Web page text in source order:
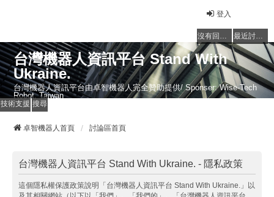
登入
沒有回覆的主題 最近討論的主題
台灣機器人資訊平台 Stand With
Ukraine.
台灣機器人資訊平台由卓智機器人完全贊助提供/ Sponser: Wise-Tech
Robot, Taiwan
技術支援 搜尋
卓智機器人首頁 討論區首頁
台灣機器人資訊平台 Stand With Ukraine. - 隱私政策
這個隱私權保護政策說明「台灣機器人資訊平台 Stand With Ukraine.」以